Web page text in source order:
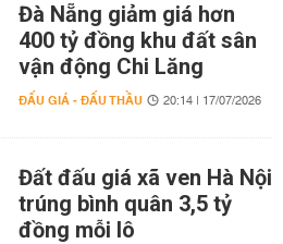
Đà Nẵng giảm giá hơn
400 tỷ đồng khu đất sân
vận động Chi Lăng
ĐẤU GIÁ - ĐẤU THẦU 20:14 | 17/07/2026
Đất đấu giá xã ven Hà Nội
trúng bình quân 3,5 tỷ
đồng mỗi lô